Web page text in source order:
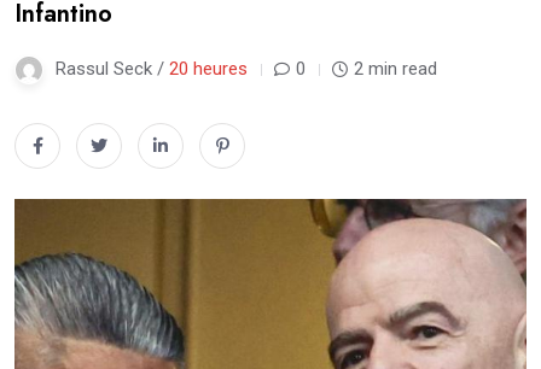
Infantino
Rassul Seck / 20 heures 0 2 min read